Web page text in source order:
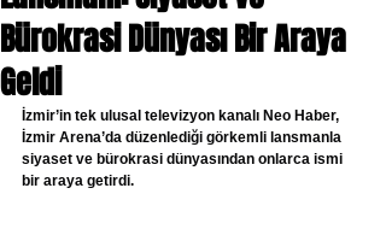
Bürokrasi Dünyası Bir Araya
Geldi
İzmir’in tek ulusal televizyon kanalı Neo Haber,
İzmir Arena’da düzenlediği görkemli lansmanla
siyaset ve bürokrasi dünyasından onlarca ismi
bir araya getirdi.